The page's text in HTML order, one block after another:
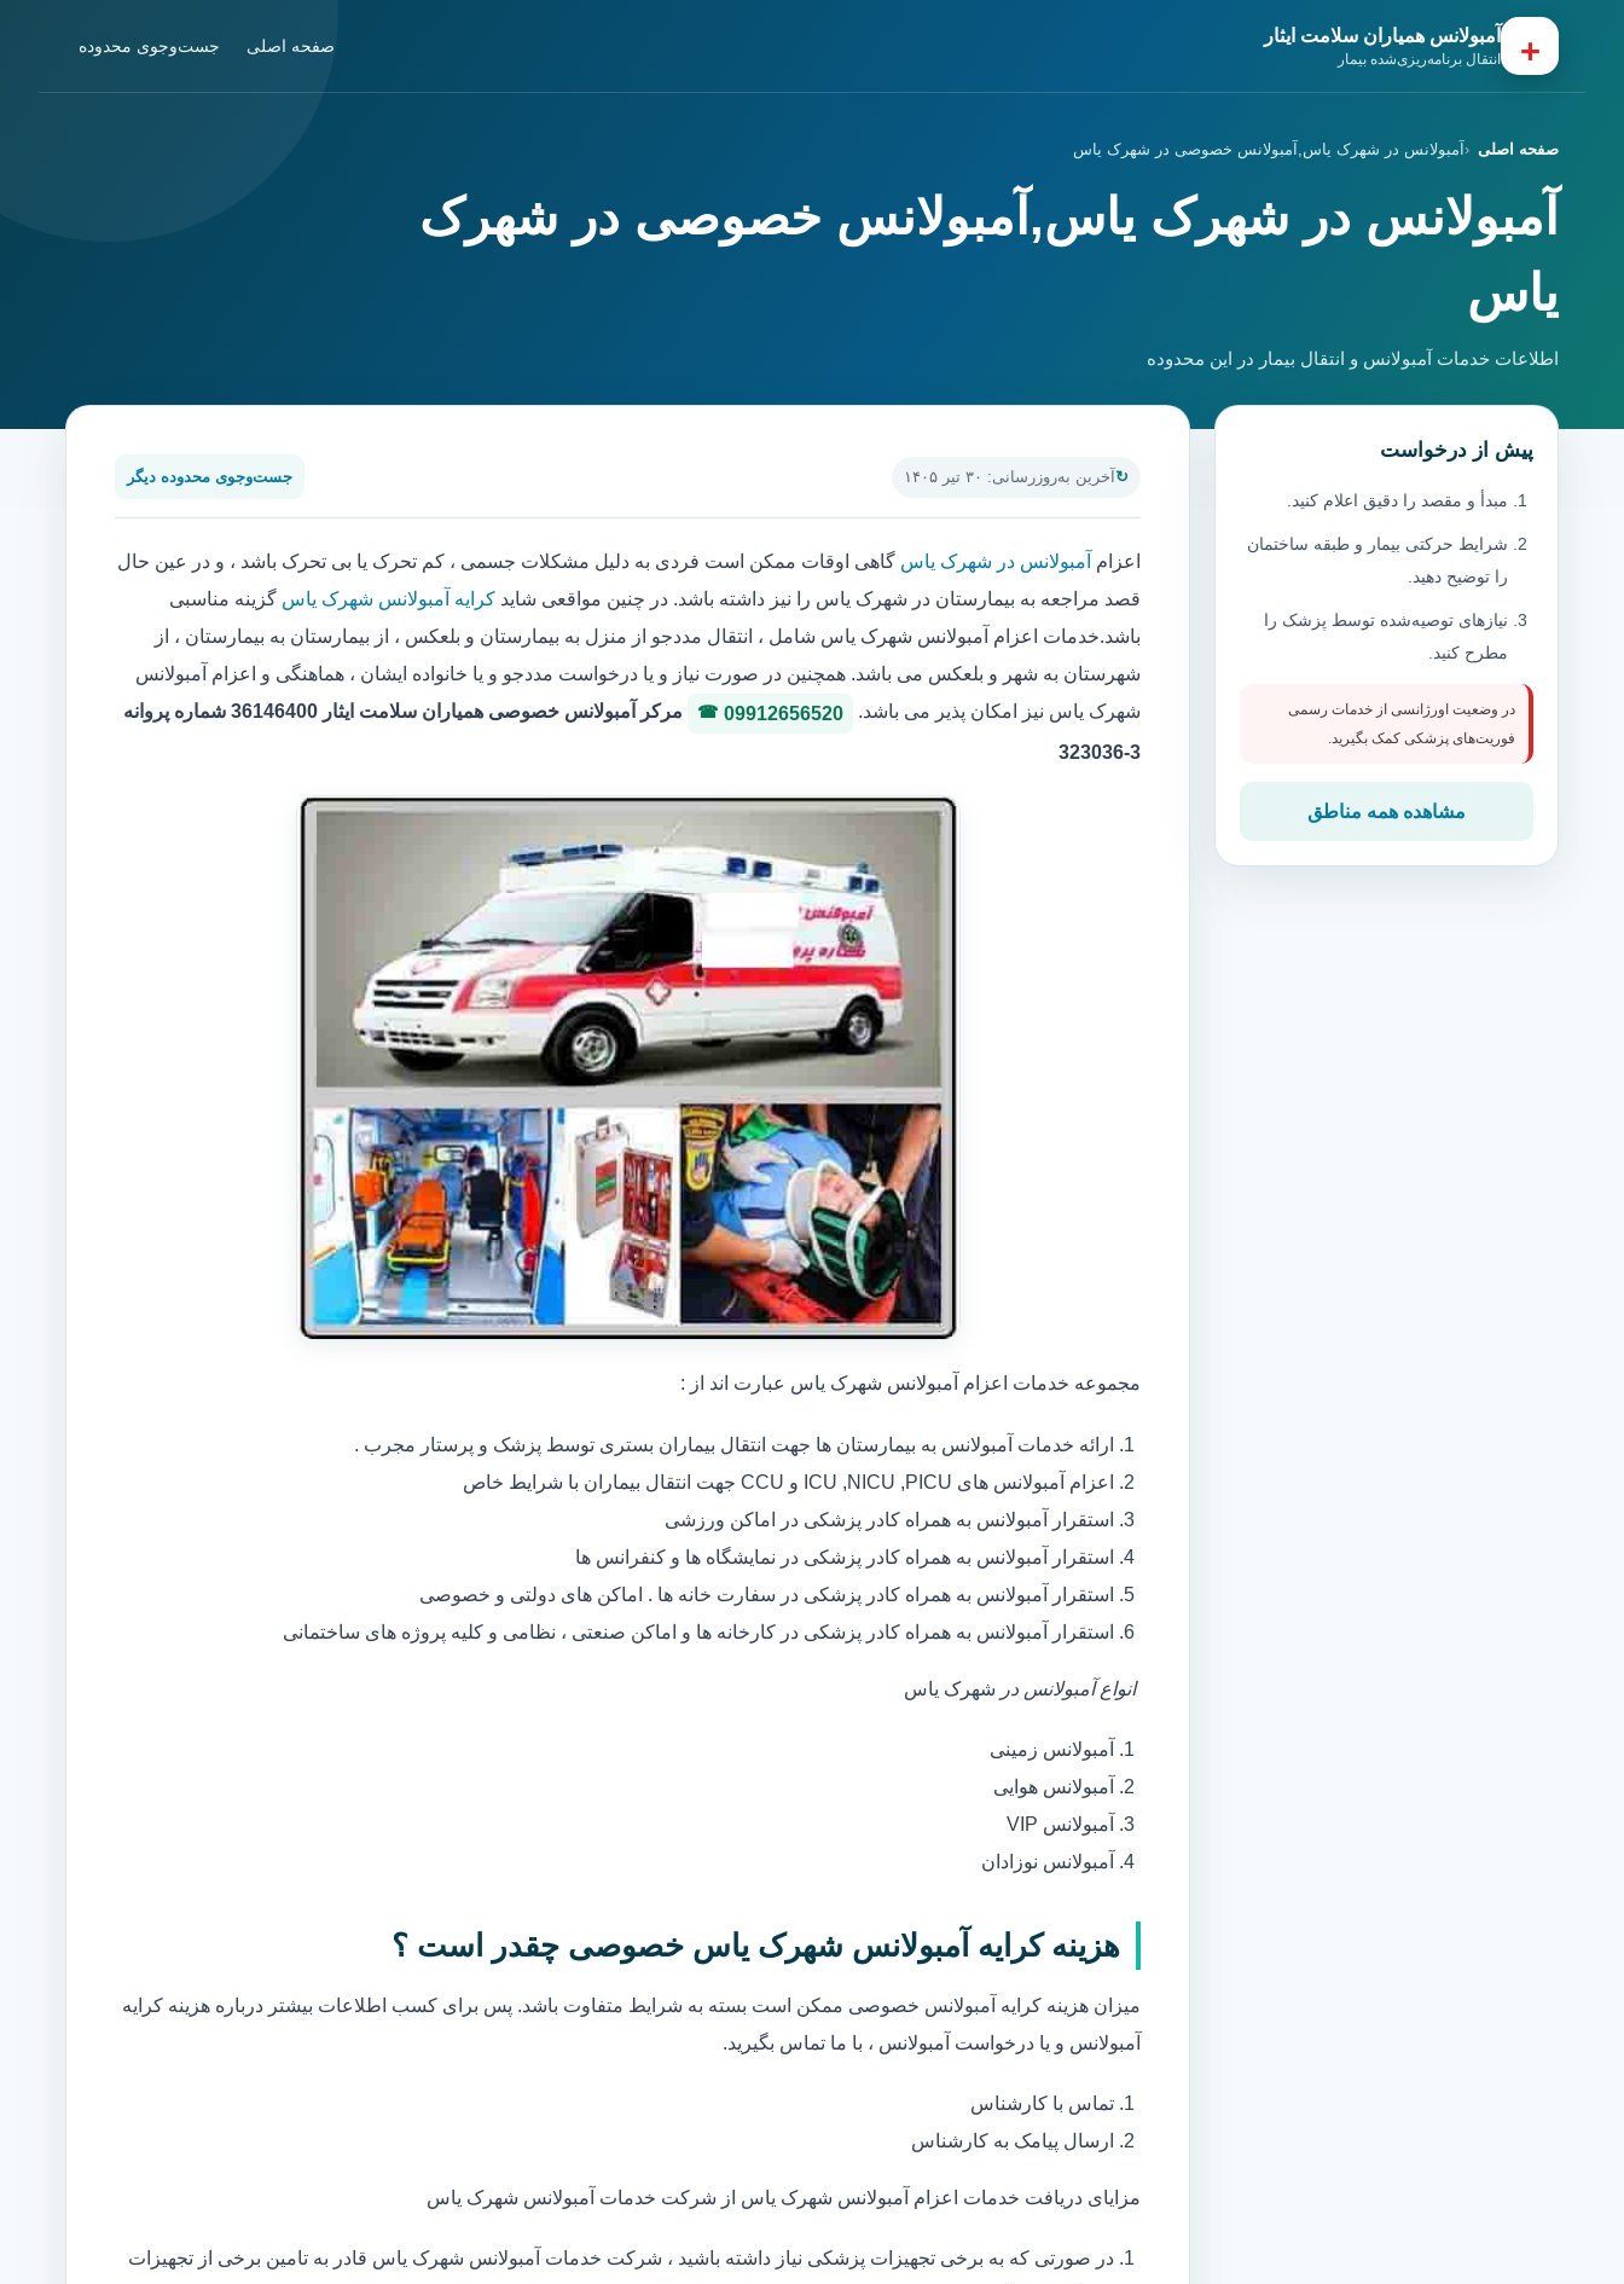
+ آمبولانس همیاران سلامت ایثار
انتقال برنامه‌ریزی‌شده بیمار
صفحه اصلی جست‌وجوی محدوده
صفحه اصلی آمبولانس در شهرک یاس,آمبولانس خصوصی در شهرک یاس
آمبولانس در شهرک یاس,آمبولانس خصوصی در شهرک
یاس
اطلاعات خدمات آمبولانس و انتقال بیمار در این محدوده
آخرین به‌روزرسانی: ۳۰ تیر ۱۴۰۵ جست‌وجوی محدوده دیگر
اعزام آمبولانس در شهرک یاس گاهی اوقات ممکن است فردی به دلیل مشکلات جسمی ، کم تحرک یا بی تحرک باشد ، و در عین حال
قصد مراجعه به بیمارستان در شهرک یاس را نیز داشته باشد. در چنین مواقعی شاید کرایه آمبولانس شهرک یاس گزینه مناسبی
باشد.خدمات اعزام آمبولانس شهرک یاس شامل ، انتقال مددجو از منزل به بیمارستان و بلعکس ، از بیمارستان به بیمارستان ، از
شهرستان به شهر و بلعکس می باشد. همچنین در صورت نیاز و یا درخواست مددجو و یا خانواده ایشان ، هماهنگی و اعزام آمبولانس
شهرک یاس نیز امکان پذیر می باشد.
09912656520
مرکر آمبولانس خصوصی همیاران سلامت ایثار 36146400 شماره پروانه
3-323036
مجموعه خدمات اعزام آمبولانس شهرک یاس عبارت اند از :
ارائه خدمات آمبولانس به بیمارستان ها جهت انتقال بیماران بستری توسط پزشک و پرستار مجرب .
اعزام آمبولانس های ICU ,NICU ,PICU و CCU جهت انتقال بیماران با شرایط خاص
استقرار آمبولانس به همراه کادر پزشکی در اماکن ورزشی
استقرار آمبولانس به همراه کادر پزشکی در نمایشگاه ها و کنفرانس ها
استقرار آمبولانس به همراه کادر پزشکی در سفارت خانه ها . اماکن های دولتی و خصوصی
استقرار آمبولانس به همراه کادر پزشکی در کارخانه ها و اماکن صنعتی ، نظامی و کلیه پروژه های ساختمانی
انواع آمبولانس در شهرک یاس
آمبولانس زمینی
آمبولانس هوایی
آمبولانس VIP
آمبولانس نوزادان
هزینه کرایه آمبولانس شهرک یاس خصوصی چقدر است ؟
میزان هزینه کرایه آمبولانس خصوصی ممکن است بسته به شرایط متفاوت باشد. پس برای کسب اطلاعات بیشتر درباره هزینه کرایه
آمبولانس و یا درخواست آمبولانس ، با ما تماس بگیرید.
تماس با کارشناس
ارسال پیامک به کارشناس
مزایای دریافت خدمات اعزام آمبولانس شهرک یاس از شرکت خدمات آمبولانس شهرک یاس
در صورتی که به برخی تجهیزات پزشکی نیاز داشته باشید ، شرکت خدمات آمبولانس شهرک یاس قادر به تامین برخی از تجهیزات
پیش از درخواست
مبدأ و مقصد را دقیق اعلام کنید.
شرایط حرکتی بیمار و طبقه ساختمان
را توضیح دهید.
نیازهای توصیه‌شده توسط پزشک را
مطرح کنید.
در وضعیت اورژانسی از خدمات رسمی
فوریت‌های پزشکی کمک بگیرید.
مشاهده همه مناطق